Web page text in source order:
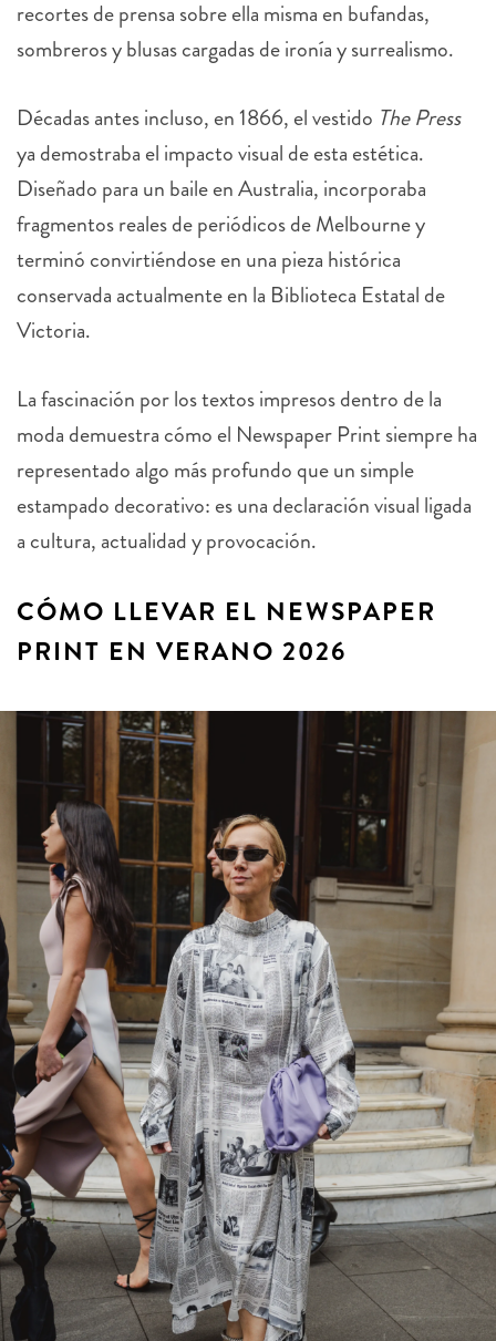
recortes de prensa sobre ella misma en bufandas,
sombreros y blusas cargadas de ironía y surrealismo.
Décadas antes incluso, en 1866, el vestido The Press
ya demostraba el impacto visual de esta estética.
Diseñado para un baile en Australia, incorporaba
fragmentos reales de periódicos de Melbourne y
terminó convirtiéndose en una pieza histórica
conservada actualmente en la Biblioteca Estatal de
Victoria.
La fascinación por los textos impresos dentro de la
moda demuestra cómo el Newspaper Print siempre ha
representado algo más profundo que un simple
estampado decorativo: es una declaración visual ligada
a cultura, actualidad y provocación.
CÓMO LLEVAR EL NEWSPAPER
PRINT EN VERANO 2026